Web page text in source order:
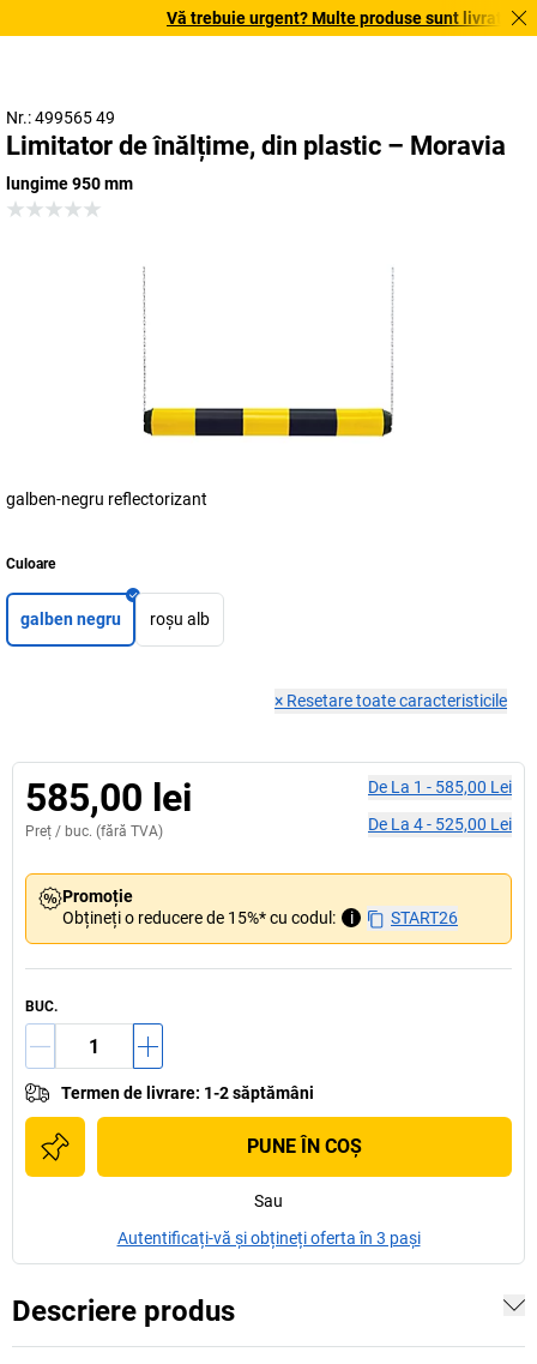
Vă trebuie urgent? Multe produse sunt livrate în
Nr.: 499565 49
Limitator de înălțime, din plastic – Moravia
lungime 950 mm
galben-negru reflectorizant
Culoare
galben negru roșu alb
× Resetare toate caracteristicile
585,00 lei
Preț / buc. (fără TVA)
De La 1 - 585,00 Lei
De La 4- 525,00 Lei
Promoție
Obțineți o reducere de 15%* cu codul:
i START26
BUC.
Termen de livrare: 1-2 săptămâni
PUNE ÎN COŞ
Sau
Autentificați-vă și obțineți oferta în 3 pași
Descriere produs